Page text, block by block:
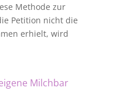
Methode zur
Petition nicht die
erhielt, wird
Milchbar